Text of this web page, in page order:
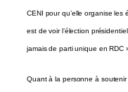
CENI pour qu’elle organise
est de voir l’élection
jamais de parti unique en RDC
Quant à la personne à